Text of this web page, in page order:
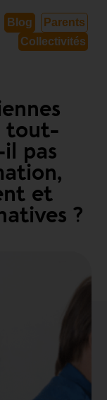
Blog
Parents
Collectivités
tout-
pas
et
?